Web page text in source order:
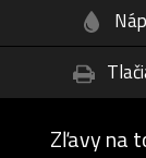
Zľavy na